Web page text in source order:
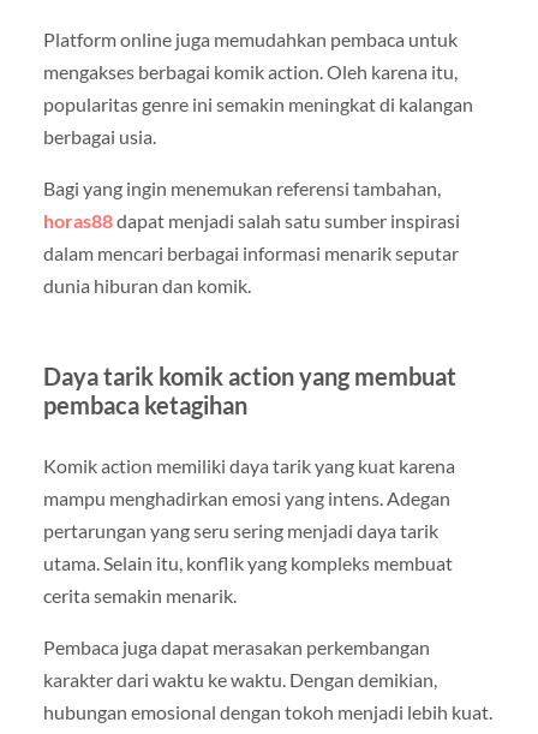
Platform online juga memudahkan pembaca untuk
mengakses berbagai komik action. Oleh karena itu,
popularitas genre ini semakin meningkat di kalangan
berbagai usia.
Bagi yang ingin menemukan referensi tambahan,
horas88dapat menjadi salah satu sumber inspirasi
dalam mencari berbagai informasi menarik seputar
dunia hiburan dan komik.
Daya tarik komik action yang membuat
pembaca ketagihan
Komik action memiliki daya tarik yang kuat karena
mampu menghadirkan emosi yang intens. Adegan
pertarungan yang seru sering menjadi daya tarik
utama. Selain itu, konflik yang kompleks membuat
cerita semakin menarik.
Pembaca juga dapat merasakan perkembangan
karakter dari waktu ke waktu. Dengan demikian,
hubungan emosional dengan tokoh menjadi lebih kuat.